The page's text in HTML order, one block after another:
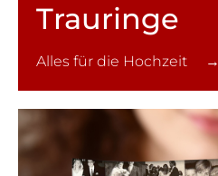
Trauringe
Alles für die Hochzeit →